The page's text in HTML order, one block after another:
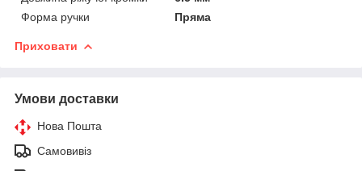
Форма ручки
Пряма
Приховати
Умови доставки
Нова Пошта
Самовивіз